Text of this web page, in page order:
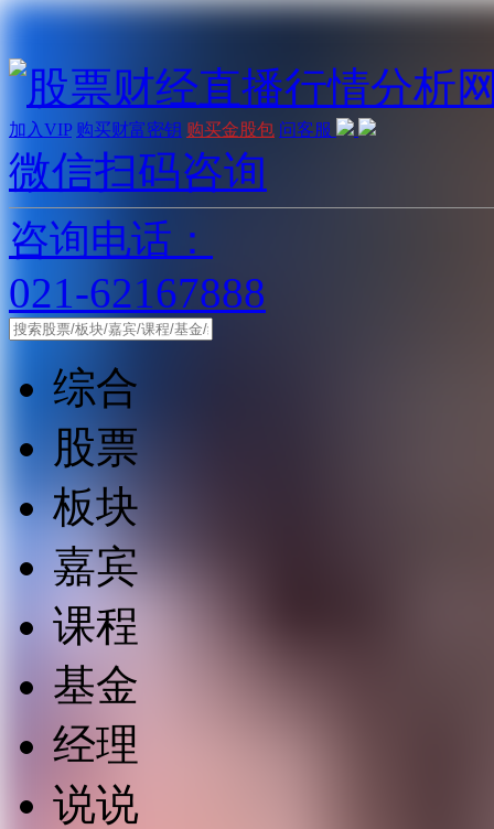
加入VIP 购买财富密钥 购买金股包 问客服
微信扫码咨询
咨询电话：
021-62167888
综合
股票
板块
嘉宾
课程
基金
经理
说说